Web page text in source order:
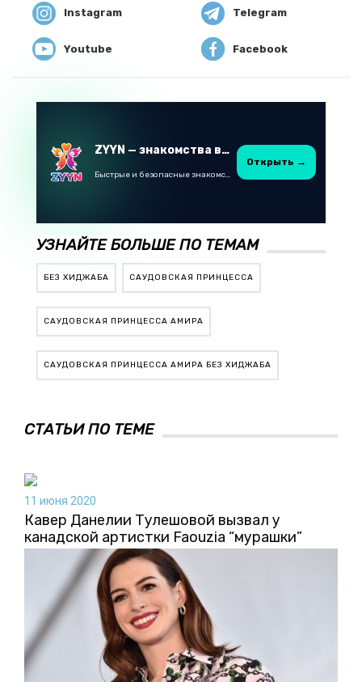
Instagram Telegram
Youtube Facebook
ZYYN — знакомства в Казахстане
Быстрые и безопасные знакомства в Telegram
Открыть →
УЗНАЙТЕ БОЛЬШЕ ПО ТЕМАМ
БЕЗ ХИДЖАБА САУДОВСКАЯ ПРИНЦЕССА
САУДОВСКАЯ ПРИНЦЕССА АМИРА
САУДОВСКАЯ ПРИНЦЕССА АМИРА БЕЗ ХИДЖАБА
СТАТЬИ ПО ТЕМЕ
11 июня 2020
Кавер Данелии Тулешовой вызвал у
канадской артистки Faouzia “мурашки”